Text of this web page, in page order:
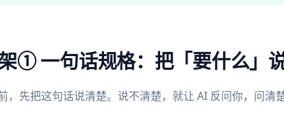
① 一句话规格：把「要什么」
，先把这句话说清楚。说不清楚，就让 AI 反问你，问清